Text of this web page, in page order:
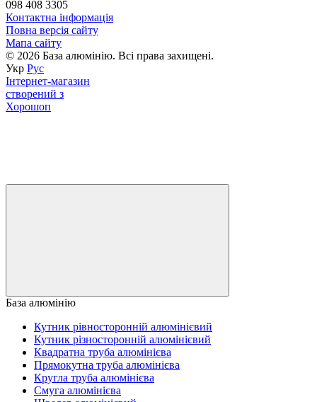
098 408 3305
Контактна інформація
Повна версія сайту
Мапа сайту
© 2026 База алюмінію. Всі права захищені.
Укр Рус
Інтернет-магазин
створений з
Хорошоп
База алюмінію
Кутник рівносторонній алюмінієвий
Кутник різносторонній алюмінієвий
Квадратна труба алюмінієва
Прямокутна труба алюмінієва
Кругла труба алюмінієва
Смуга алюмінієва